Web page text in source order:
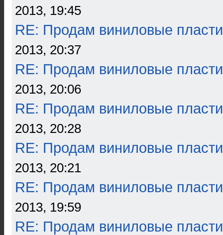
2013, 19:45
RE: Продам виниловые
2013, 20:37
RE: Продам виниловые
2013, 20:06
RE: Продам виниловые
2013, 20:28
RE: Продам виниловые
2013, 20:21
RE: Продам виниловые
2013, 19:59
RE: Продам виниловые